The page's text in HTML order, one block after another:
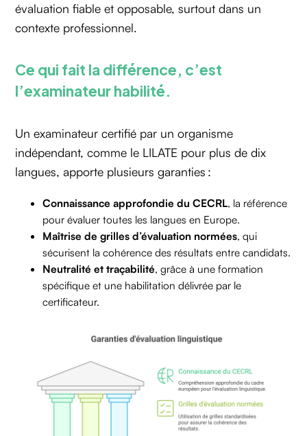
évaluation fiable et opposable, surtout dans un
contexte professionnel.
Ce qui fait la différence, c’est
l’examinateur habilité.
Un examinateur certifié par un organisme
indépendant, comme le LILATE pour plus de dix
langues, apporte plusieurs garanties :
Connaissance approfondie du CECRL, la référence
pour évaluer toutes les langues en Europe.
Maîtrise de grilles d’évaluation normées, qui
sécurisent la cohérence des résultats entre candidats.
Neutralité et traçabilité, grâce à une formation
spécifique et une habilitation délivrée par le
certificateur.